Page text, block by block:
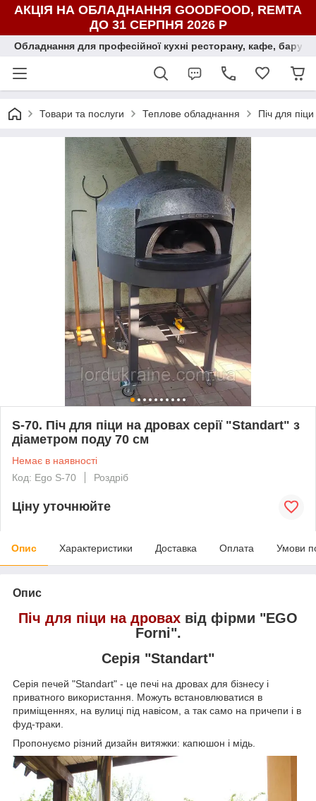
АКЦІЯ НА ОБЛАДНАННЯ GOODFOOD, REMTA
ДО 31 СЕРПНЯ 2026 Р
Обладнання для професійної кухні ресторану, кафе, бару,
Товари та послуги Теплове обладнання Піч для
S-70. Піч для піци на дровах серії "Standart" з
діаметром поду 70 см
Немає в наявності
Код: Ego S-70
Роздріб
Ціну уточнюйте
Опис Характеристики Доставка Оплата Умови
Опис
Піч для піци на дровах від фірми "EGO
Forni".
Серія "Standart"
Серія печей "Standart" - це печі на дровах для бізнесу і
приватного використання. Можуть встановлюватися в
приміщеннях, на вулиці під навісом, а так само на причепи і в
фуд-траки.
Пропонуємо різний дизайн витяжки: капюшон і мідь.